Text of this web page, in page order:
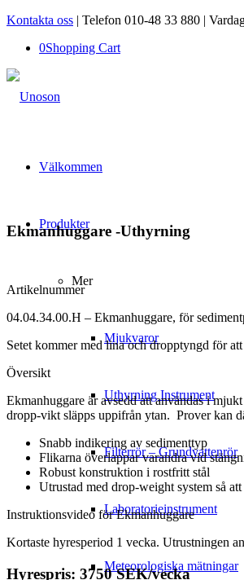
Kontakta oss | Telefon 010-48 33 880 |
0Shopping Cart
Välkommen
Produkter
Mer
Mjukvaror
Uthyrning Instrument
Filterrör – Grundvattenrör
Laboratorieinstrument
Meteorologiska mätningar
Ekmanhuggare -Uthyrning
Artikelnummer
04.04.34.00.H – Ekmanhuggare, för
Setet kommer med lina och dropptyngd för
Översikt
Ekmanhuggare är avsedd att användas i
dropp-vikt släpps uppifrån ytan. Prover kan
Snabb indikering av sedimenttyp
Flikarna överlappar varandra vid
Robust konstruktion i rostfritt stål
Utrustad med drop-weight system så
Instruktionsvideo för Ekmanhuggare
Kortaste hyresperiod 1 vecka. Utrustningen
Hyrespris: 3750 SEK/vecka